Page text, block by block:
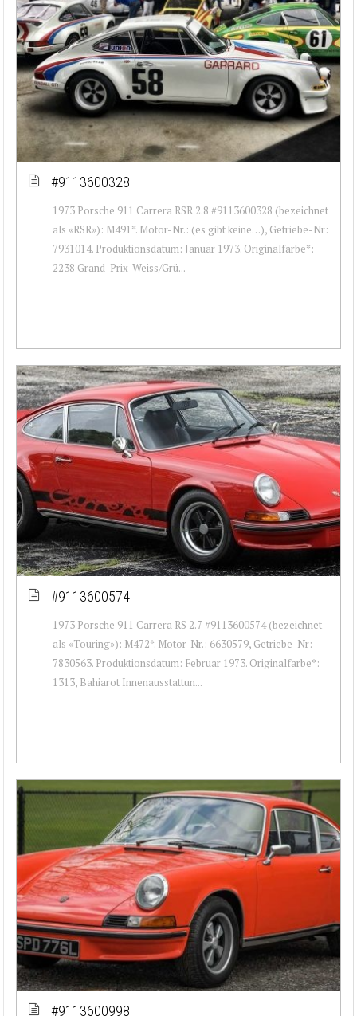
#9113600328
1973 Porsche 911 Carrera RSR 2.8 #9113600328 (bezeichnet
als «RSR»): M491*. Motor-Nr.: (es gibt keine…), Getriebe-Nr:
7931014. Produktionsdatum: Januar 1973. Originalfarbe*:
2238 Grand-Prix-Weiss/Grü...
#9113600574
1973 Porsche 911 Carrera RS 2.7 #9113600574 (bezeichnet
als «Touring»): M472*. Motor-Nr.: 6630579, Getriebe-Nr:
7830563. Produktionsdatum: Februar 1973. Originalfarbe*:
1313, Bahiarot Innenausstattun...
#9113600998